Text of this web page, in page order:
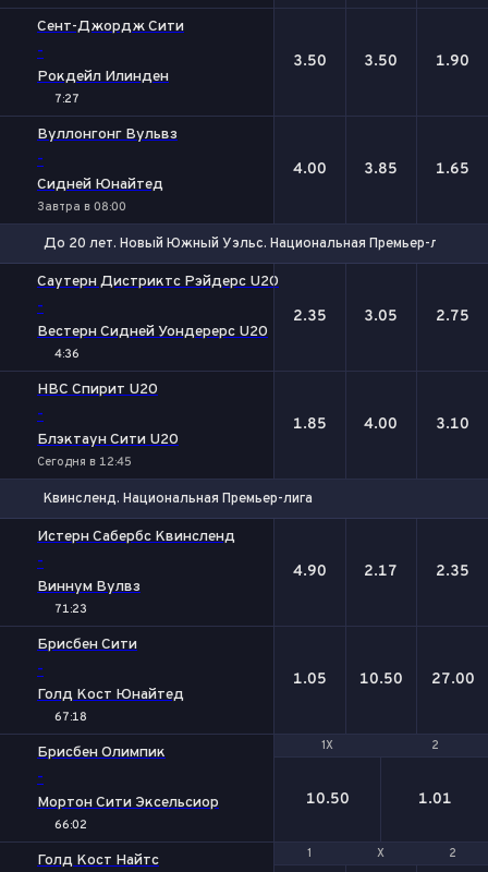
Сент-Джордж Сити
-
Рокдейл Илинден
7:27
3.50 3.50 1.90
Вуллонгонг Вульвз
-
Сидней Юнайтед
Завтра в 08:00
4.00 3.85 1.65
До 20 лет. Новый Южный Уэльс. Национальная Премьер-лига
Саутерн Дистриктс Рэйдерс U20
-
Вестерн Сидней Уондерерс U20
4:36
2.35 3.05 2.75
НВС Спирит U20
-
Блэктаун Сити U20
Сегодня в 12:45
1.85 4.00 3.10
Квинсленд. Национальная Премьер-лига
Истерн Сабербс Квинсленд
-
Виннум Вулвз
71:23
4.90 2.17 2.35
Брисбен Сити
-
Голд Кост Юнайтед
67:18
1.05 10.50 27.00
1X 2
Брисбен Олимпик
-
Мортон Сити Эксельсиор
66:02
1X 2
10.50 1.01
1 Х 2
Голд Кост Найтс 1 Х 2